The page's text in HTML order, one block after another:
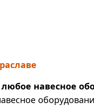
любое навесное